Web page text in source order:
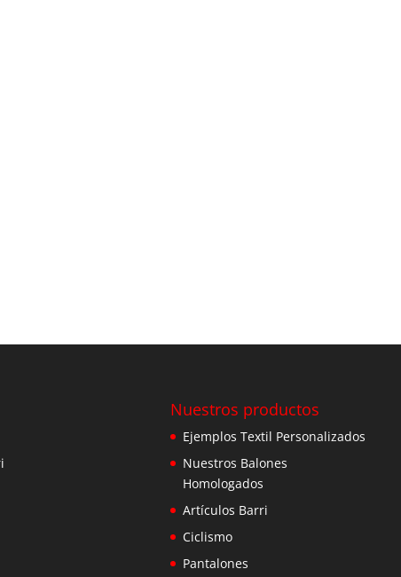
Nuestros productos
Ejemplos Textil Personalizados
Nuestros Balones
Homologados
Artículos Barri
Ciclismo
Pantalones